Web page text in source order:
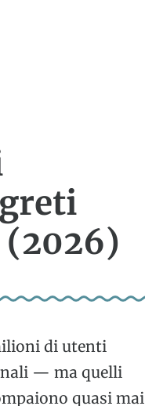
(2026)
di utenti
— ma quelli
quasi mai